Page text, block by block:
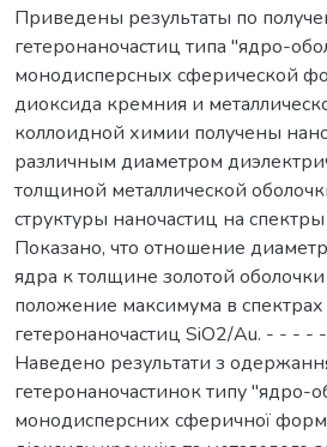
Приведены результаты по
гетеронаночастиц типа "ядро-
монодисперсных сферической
диоксида кремния и
коллоидной химии получены
различным диаметром
толщиной металлической
структуры наночастиц на
Показано, что отношение
ядра к толщине золотой
положение максимума в
гетеронаночастиц SiO2/Au. - - -
Наведено результати з
гетеронаночастинок типу "ядро-
монодисперсних сферичної